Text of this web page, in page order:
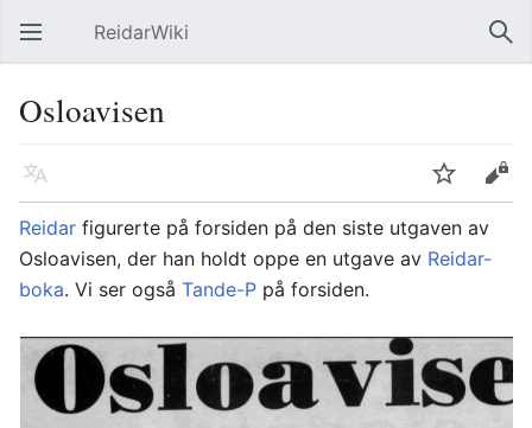
Åpne hovedmenyen ReidarWiki Søk
Osloavisen
Språk Overvåk
Rediger
Reidar figurerte på forsiden på den siste utgaven av
Osloavisen, der han holdt oppe en utgave av Reidar-
boka. Vi ser også Tande-P på forsiden.